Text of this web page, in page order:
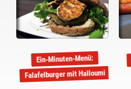
Ein-Minuten-Menü:
Falafelburger mit Halloumi